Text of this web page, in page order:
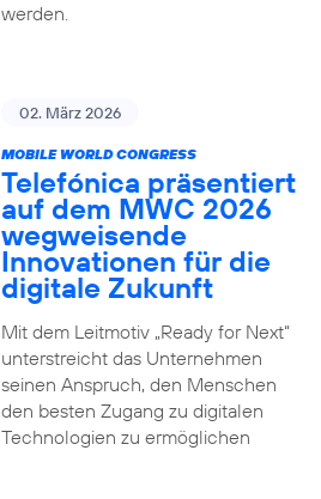
werden.
02. März 2026
MOBILE WORLD CONGRESS
Telefónica präsentiert
auf dem MWC 2026
wegweisende
Innovationen für die
digitale Zukunft
Mit dem Leitmotiv „Ready for Next“
unterstreicht das Unternehmen
seinen Anspruch, den Menschen
den besten Zugang zu digitalen
Technologien zu ermöglichen